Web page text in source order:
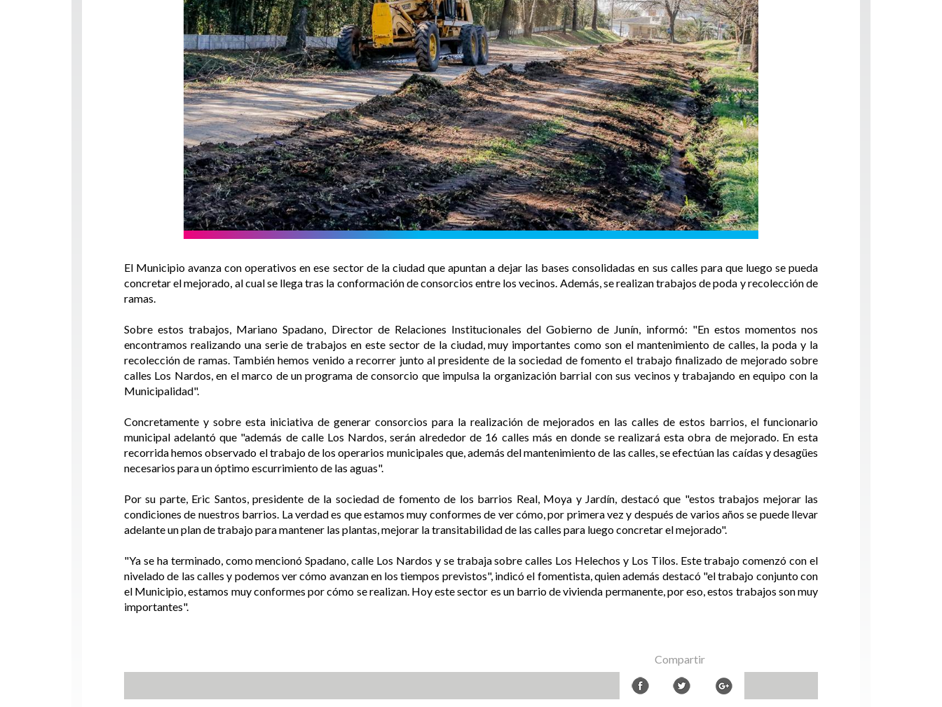
El Municipio avanza con operativos en ese sector de la ciudad que apuntan a dejar las bases consolidadas en sus calles para que luego se pueda
concretar el mejorado, al cual se llega tras la conformación de consorcios entre los vecinos. Además, se realizan trabajos de poda y recolección de
ramas.
Sobre estos trabajos, Mariano Spadano, Director de Relaciones Institucionales del Gobierno de Junín, informó: "En estos momentos nos
encontramos realizando una serie de trabajos en este sector de la ciudad, muy importantes como son el mantenimiento de calles, la poda y la
recolección de ramas. También hemos venido a recorrer junto al presidente de la sociedad de fomento el trabajo finalizado de mejorado sobre
calles Los Nardos, en el marco de un programa de consorcio que impulsa la organización barrial con sus vecinos y trabajando en equipo con la
Municipalidad".
Concretamente y sobre esta iniciativa de generar consorcios para la realización de mejorados en las calles de estos barrios, el funcionario
municipal adelantó que "además de calle Los Nardos, serán alrededor de 16 calles más en donde se realizará esta obra de mejorado. En esta
recorrida hemos observado el trabajo de los operarios municipales que, además del mantenimiento de las calles, se efectúan las caídas y desagües
necesarios para un óptimo escurrimiento de las aguas".
Por su parte, Eric Santos, presidente de la sociedad de fomento de los barrios Real, Moya y Jardín, destacó que "estos trabajos mejorar las
condiciones de nuestros barrios. La verdad es que estamos muy conformes de ver cómo, por primera vez y después de varios años se puede llevar
adelante un plan de trabajo para mantener las plantas, mejorar la transitabilidad de las calles para luego concretar el mejorado".
"Ya se ha terminado, como mencionó Spadano, calle Los Nardos y se trabaja sobre calles Los Helechos y Los Tilos. Este trabajo comenzó con el
nivelado de las calles y podemos ver cómo avanzan en los tiempos previstos", indicó el fomentista, quien además destacó "el trabajo conjunto con
el Municipio, estamos muy conformes por cómo se realizan. Hoy este sector es un barrio de vivienda permanente, por eso, estos trabajos son muy
importantes".
Compartir